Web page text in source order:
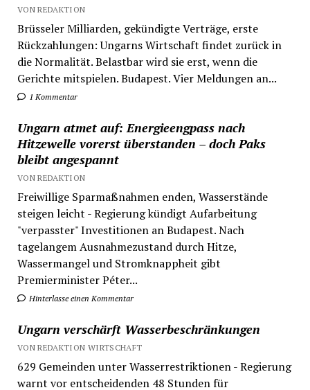
VON REDAKTION
Brüsseler Milliarden, gekündigte Verträge, erste
Rückzahlungen: Ungarns Wirtschaft findet zurück in
die Normalität. Belastbar wird sie erst, wenn die
Gerichte mitspielen. Budapest. Vier Meldungen an...
1 Kommentar
Ungarn atmet auf: Energieengpass nach
Hitzewelle vorerst überstanden – doch Paks
bleibt angespannt
VON REDAKTION
Freiwillige Sparmaßnahmen enden, Wasserstände
steigen leicht - Regierung kündigt Aufarbeitung
"verpasster" Investitionen an Budapest. Nach
tagelangem Ausnahmezustand durch Hitze,
Wassermangel und Stromknappheit gibt
Premierminister Péter...
Hinterlasse einen Kommentar
Ungarn verschärft Wasserbeschränkungen
VON REDAKTION WIRTSCHAFT
629 Gemeinden unter Wasserrestriktionen - Regierung
warnt vor entscheidenden 48 Stunden für